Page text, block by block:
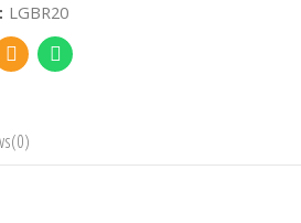
LGBR20